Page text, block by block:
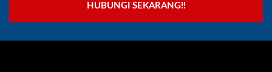
HUBUNGI SEKARANG!!